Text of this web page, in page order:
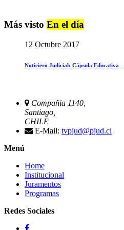
Más visto En el día
12 Octubre 2017
Noticiero Judicial: Cápsula Educativa –
Compañia 1140,
Santiago,
CHILE
E-Mail: tvpjud@pjud.cl
Menú
Home
Institucional
Juramentos
Programas
Redes Sociales